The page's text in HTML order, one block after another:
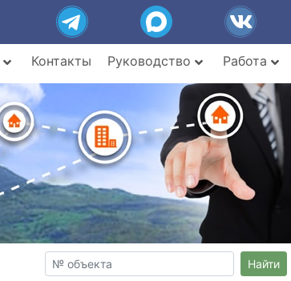
Контакты Руководство Работа
Найти